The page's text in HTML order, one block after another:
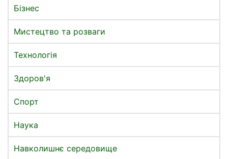
Бізнес
Мистецтво та розваги
Технологія
Здоров'я
Спорт
Наука
Навколишнє середовище